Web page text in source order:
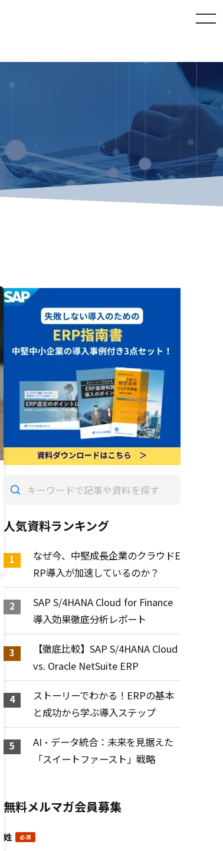
toggle
人気資料ランキング
なぜ今、中堅成長企業のクラウドE
RP導入が加速しているのか？
SAP S/4HANA Cloud for Finance
導入効果徹底分析レポート
【徹底比較】SAP S/4HANA Cloud
vs. Oracle NetSuite ERP
ストーリーでわかる！ERPの基本
と成功から学ぶ導入ステップ
AI・データ統合：未来を見据えた
「スイートファースト」戦略
無料メルマガ会員募集
姓